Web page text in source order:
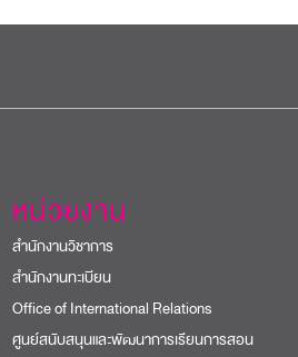
หน่วยงาน
สำนักงานวิชาการ
สำนักงานทะเบียน
Office of International Relations
ศูนย์สนับสนุนและพัฒนาการเรียนการสอน